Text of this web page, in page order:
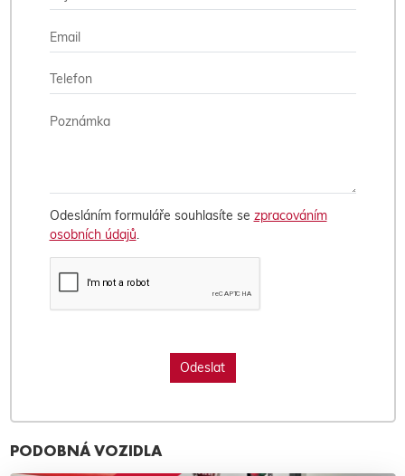
Odesláním formuláře souhlasíte se zpracováním
osobních údajů.
PODOBNÁ VOZIDLA